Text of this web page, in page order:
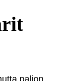
paljon